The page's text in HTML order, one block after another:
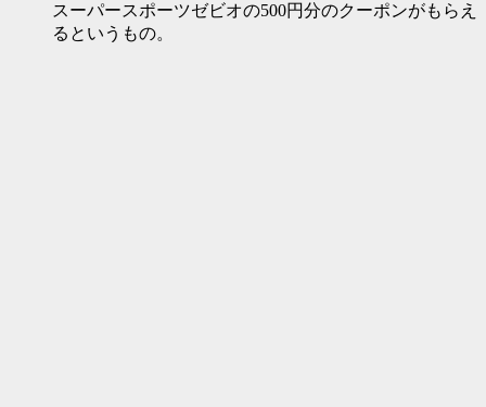
スーパースポーツゼビオの500円分のクーポンがもらえ
るというもの。